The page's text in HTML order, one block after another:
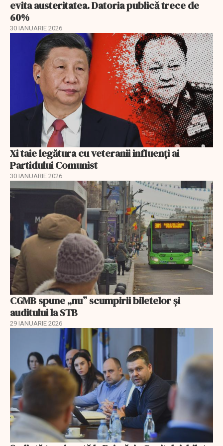
evita austeritatea. Datoria publică trece de
60%
30 IANUARIE 2026
Xi taie legătura cu veteranii influenți ai
Partidului Comunist
30 IANUARIE 2026
CGMB spune „nu” scumpirii biletelor și
auditului la STB
29 IANUARIE 2026